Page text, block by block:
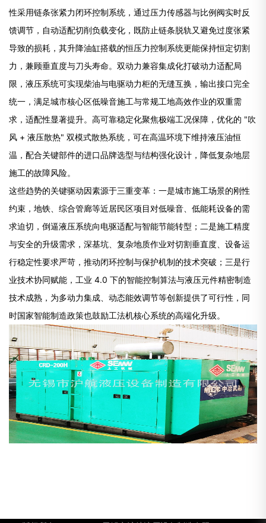
性采用链条张紧力闭环控制系统，通过压力传感器与比例阀实时反
馈调节，自动适配切削负载变化，既防止链条脱轨又避免过度张紧
导致的损耗，其升降油缸搭载的恒压力控制系统更能保持恒定切割
力，兼顾垂直度与刀头寿命。双动力兼容集成化打破动力适配局
限，液压系统可实现柴油与电驱动力柜的无缝互换，输出接口完全
统一，满足城市核心区低噪音施工与常规工地高效作业的双重需
求，适配性显著提升。高可靠稳定化聚焦极端工况保障，优化的 "吹
风 + 液压散热" 双模式散热系统，可在高温环境下维持液压油恒
温，配合关键部件的进口品牌选型与结构强化设计，降低复杂地层
施工的故障风险。
这些趋势的关键驱动因素源于三重变革：一是城市施工场景的刚性
约束，地铁、综合管廊等近居民区项目对低噪音、低能耗设备的需
求迫切，倒逼液压系统向电驱适配与智能节能转型；二是施工精度
与安全的升级需求，深基坑、复杂地质作业对切割垂直度、设备运
行稳定性要求严苛，推动闭环控制与保护机制的技术突破；三是行
业技术协同赋能，工业 4.0 下的智能控制算法与液压元件精密制造
技术成熟，为多动力集成、动态能效调节等创新提供了可行性，同
时国家智能制造政策也鼓励工法机核心系统的高端化升级。